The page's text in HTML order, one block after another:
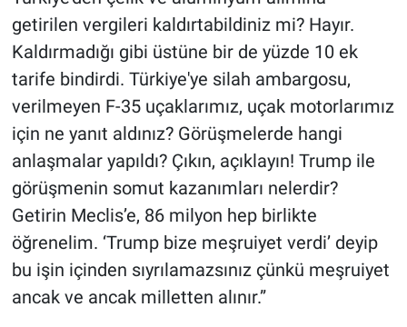
getirilen vergileri kaldırtabildiniz mi? Hayır.
Kaldırmadığı gibi üstüne bir de yüzde 10 ek
tarife bindirdi. Türkiye'ye silah ambargosu,
verilmeyen F-35 uçaklarımız, uçak motorlarımız
için ne yanıt aldınız? Görüşmelerde hangi
anlaşmalar yapıldı? Çıkın, açıklayın! Trump ile
görüşmenin somut kazanımları nelerdir?
Getirin Meclis’e, 86 milyon hep birlikte
öğrenelim. ‘Trump bize meşruiyet verdi’ deyip
bu işin içinden sıyrılamazsınız çünkü meşruiyet
ancak ve ancak milletten alınır.”